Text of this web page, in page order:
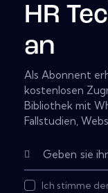
HR
an
Als Abonnent
kostenlosen
Bibliothek mit
Fallstudien,
Ich stimme